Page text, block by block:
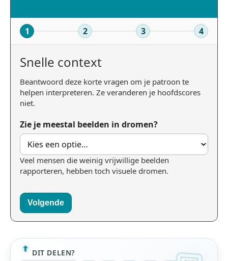
1 2 3 4
Snelle context
Beantwoord deze korte vragen om je patroon te
helpen interpreteren. Ze veranderen je hoofdscores
niet.
Zie je meestal beelden in dromen?
Veel mensen die weinig vrijwillige beelden
rapporteren, hebben toch visuele dromen.
Volgende
DIT DELEN?